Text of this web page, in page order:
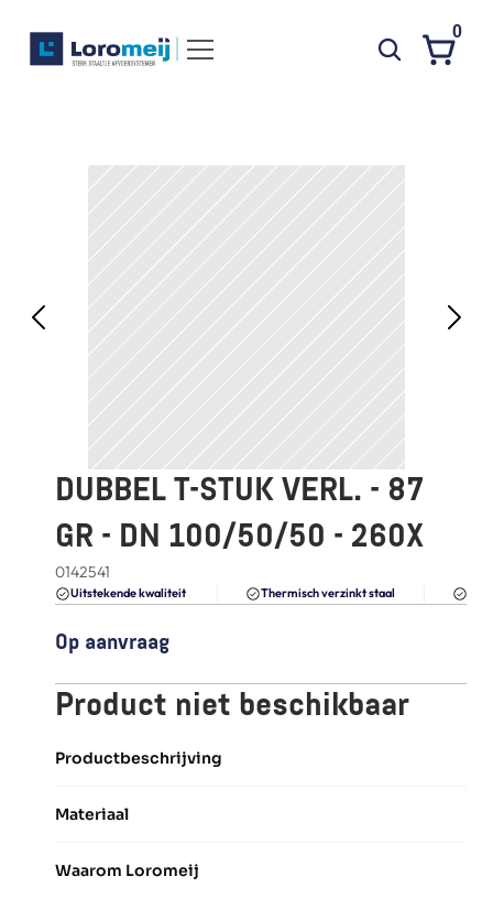
FAQ
Blogs
0
DUBBEL T-STUK VERL. - 87
GR - DN 100/50/50 - 260X
0142541
Uitstekende kwaliteit Thermisch verzinkt staal
Op aanvraag
Product niet beschikbaar
Productbeschrijving
Materiaal
Waarom Loromeij